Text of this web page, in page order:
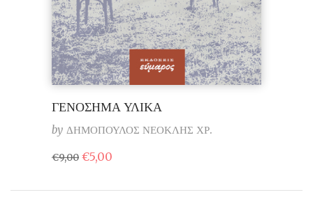
ΓΕΝΟΣΗΜΑ ΥΛΙΚΑ
by ΔΗΜΟΠΟΥΛΟΣ ΝΕΟΚΛΗΣ ΧΡ.
€9,00 Original
price
€9,00.
€5,00
είναι: